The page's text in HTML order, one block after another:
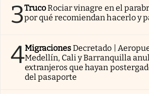
3TrucoRociar vinagre en el
por qué recomiendan hacerlo y
4MigracionesDecretado |
Medellín, Cali y Barranquilla
extranjeros que hayan
del pasaporte